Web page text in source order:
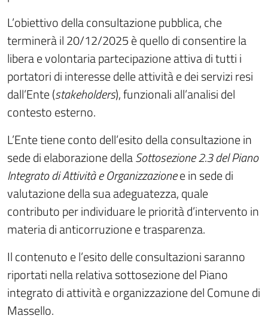
L’obiettivo della consultazione pubblica, che
terminerà il 20/12/2025 è quello di consentire la
libera e volontaria partecipazione attiva di tutti i
portatori di interesse delle attività e dei servizi resi
dall’Ente (stakeholders), funzionali all’analisi del
contesto esterno.
L’Ente tiene conto dell’esito della consultazione in
sede di elaborazione dellaSottosezione 2.3 del Piano
Integrato di Attività e Organizzazionee in sede di
valutazione della sua adeguatezza, quale
contributo per individuare le priorità d’intervento in
materia di anticorruzione e trasparenza.
Il contenuto e l’esito delle consultazioni saranno
riportati nella relativa sottosezione del Piano
integrato di attività e organizzazione del Comune di
Massello.